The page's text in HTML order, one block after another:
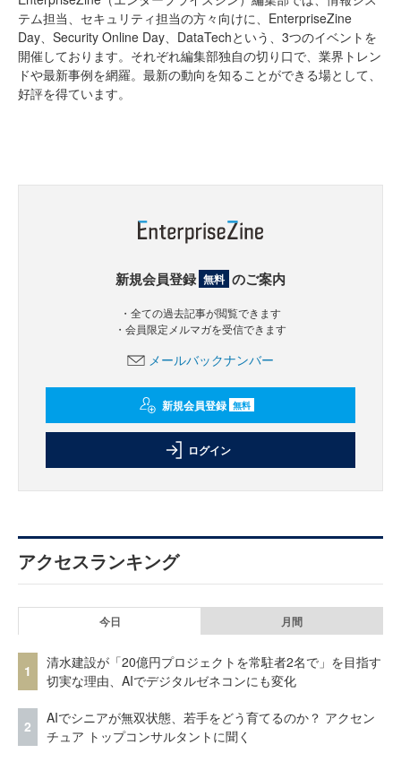
テム担当、セキュリティ担当の方々向けに、EnterpriseZine
Day、Security Online Day、DataTechという、3つのイベントを
開催しております。それぞれ編集部独自の切り口で、業界トレン
ドや最新事例を網羅。最新の動向を知ることができる場として、
好評を得ています。
新規会員登録 無料 のご案内
・全ての過去記事が閲覧できます
・会員限定メルマガを受信できます
メールバックナンバー
新規会員登録 無料
ログイン
アクセスランキング
今日 月間
1
清水建設が「20億円プロジェクトを常駐者2名で」を目指す
切実な理由、AIでデジタルゼネコンにも変化
2
AIでシニアが無双状態、若手をどう育てるのか？ アクセン
チュア トップコンサルタントに聞く